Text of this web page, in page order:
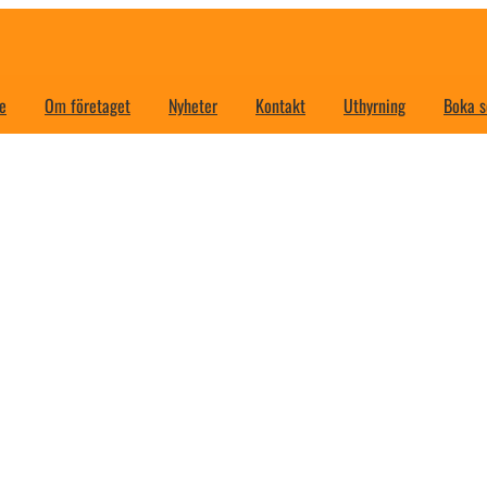
Om företaget Nyheter Kontakt Uthyrning Boka